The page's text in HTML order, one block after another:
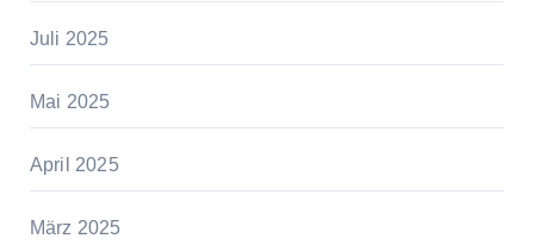
Juli 2025
Mai 2025
April 2025
März 2025